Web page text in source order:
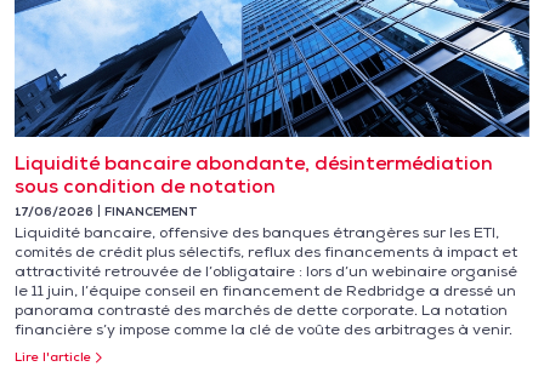
Liquidité bancaire abondante, désintermédiation
sous condition de notation
17/06/2026 FINANCEMENT
Liquidité bancaire, offensive des banques étrangères sur les ETI,
comités de crédit plus sélectifs, reflux des financements à impact et
attractivité retrouvée de l’obligataire : lors d’un webinaire organisé
le 11 juin, l’équipe conseil en financement de Redbridge a dressé un
panorama contrasté des marchés de dette corporate. La notation
financière s’y impose comme la clé de voûte des arbitrages à venir.
Lire l'article